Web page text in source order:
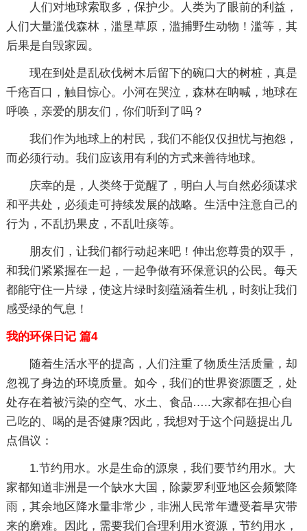
人们对地球索取多，保护少。人类为了眼前的利益，
人们大量滥伐森林，滥垦草原，滥捕野生动物！滥等，其
后果是自毁家园。
现在到处是乱砍伐树木后留下的碗口大的树桩，真是
千疮百口，触目惊心。小河在哭泣，森林在呐喊，地球在
呼唤，亲爱的朋友们，你们听到了吗？
我们作为地球上的村民，我们不能仅仅担忧与抱怨，
而必须行动。我们应该用有利的方式来善待地球。
庆幸的是，人类终于觉醒了，明白人与自然必须谋求
和平共处，必须走可持续发展的战略。生活中注意自己的
行为，不乱扔果皮，不乱吐痰等。
朋友们，让我们都行动起来吧！伸出您尊贵的双手，
和我们紧紧握在一起，一起争做有环保意识的公民。每天
都能守住一片绿，使这片绿时刻蕴涵着生机，时刻让我们
感受绿的气息！
我的环保日记 篇4
随着生活水平的提高，人们注重了物质生活质量，却
忽视了身边的环境质量。如今，我们的世界资源匮乏，处
处存在着被污染的空气、水土、食品…..大家都在担心自
己吃的、喝的是否健康?因此，我想对于这个问题提出几
点倡议：
1.节约用水。水是生命的源泉，我们要节约用水。大
家都知道非洲是一个缺水大国，除蒙罗利亚地区会频繁降
雨，其余地区降水量非常少，非洲人民常年遭受着旱灾带
来的磨难。因此，需要我们合理利用水资源，节约用水，